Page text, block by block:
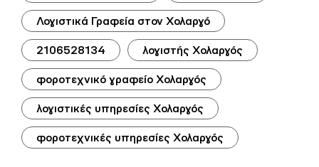
Λογιστικά Γραφεία στον Χολαργό
2106528134 λογιστής Χολαργός
φοροτεχνικό γραφείο Χολαργός
λογιστικές υπηρεσίες Χολαργός
φοροτεχνικές υπηρεσίες Χολαργός